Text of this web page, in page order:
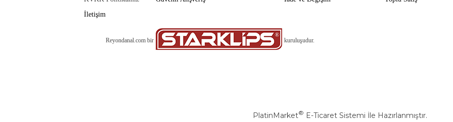
İletişim
Reyondanal.com bir kuruluşudur.
PlatinMarket® E-Ticaret Sistemi İle Hazırlanmıştır.